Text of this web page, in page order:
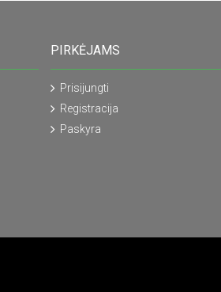
PIRKĖJAMS
Prisijungti
Registracija
Paskyra